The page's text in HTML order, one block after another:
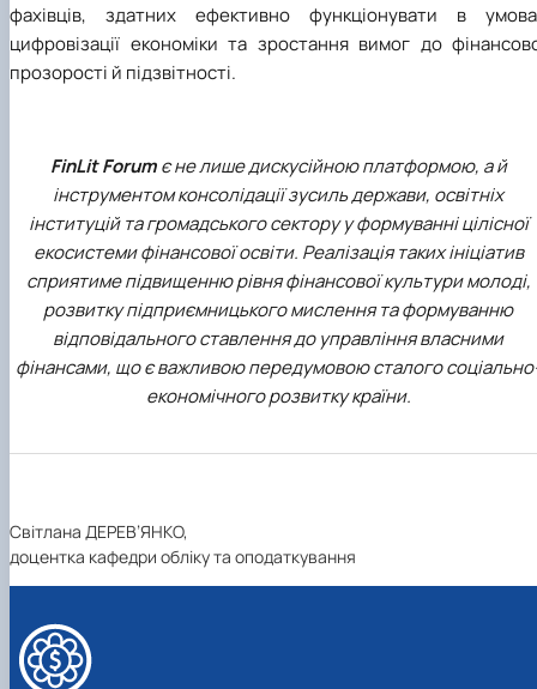
фахівців, здатних ефективно функціонувати в
цифровізації економіки та зростання вимог до
прозорості й підзвітності.
FinLit Forumє не лише дискусійною платформою, а й
інструментом консолідації зусиль держави, освітніх
інституцій та громадського сектору у формуванні цілісної
екосистеми фінансової освіти. Реалізація таких ініціатив
сприятиме підвищенню рівня фінансової культури молоді,
розвитку підприємницького мислення та формуванню
відповідального ставлення до управління власними
фінансами, що є важливою передумовою сталого
економічного розвитку країни.
Світлана ДЕРЕВ’ЯНКО,
доцентка кафедри обліку та оподаткування